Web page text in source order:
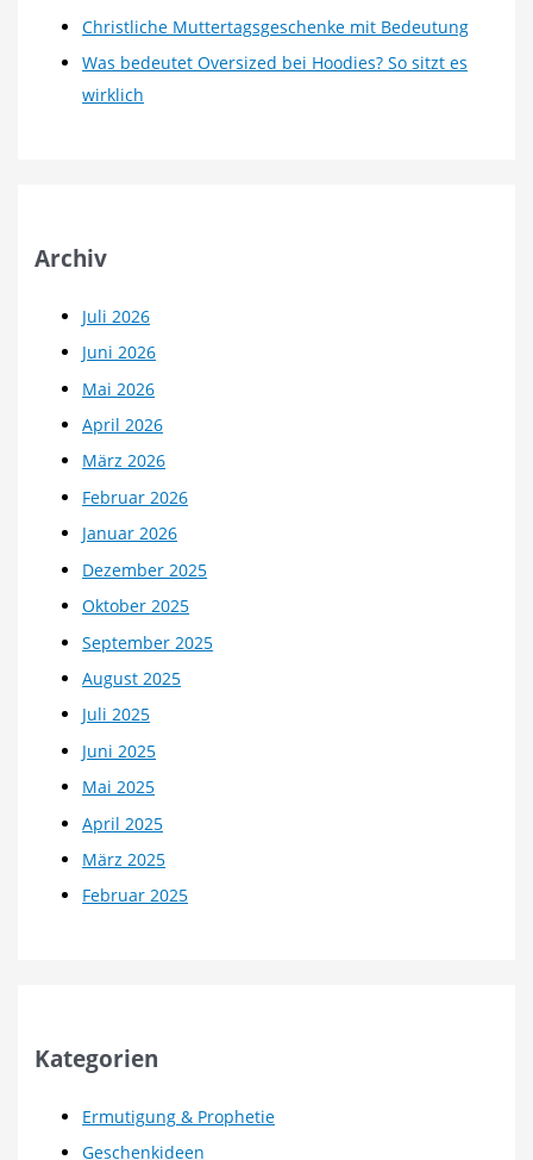
Christliche Muttertagsgeschenke mit Bedeutung
Was bedeutet Oversized bei Hoodies? So sitzt es
wirklich
Archiv
Juli 2026
Juni 2026
Mai 2026
April 2026
März 2026
Februar 2026
Januar 2026
Dezember 2025
Oktober 2025
September 2025
August 2025
Juli 2025
Juni 2025
Mai 2025
April 2025
März 2025
Februar 2025
Kategorien
Ermutigung & Prophetie
Geschenkideen